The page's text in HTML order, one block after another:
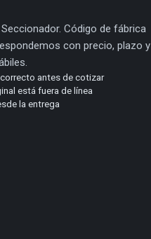
Código de fábrica
con precio, plazo y
antes de cotizar
está fuera de línea
la entrega